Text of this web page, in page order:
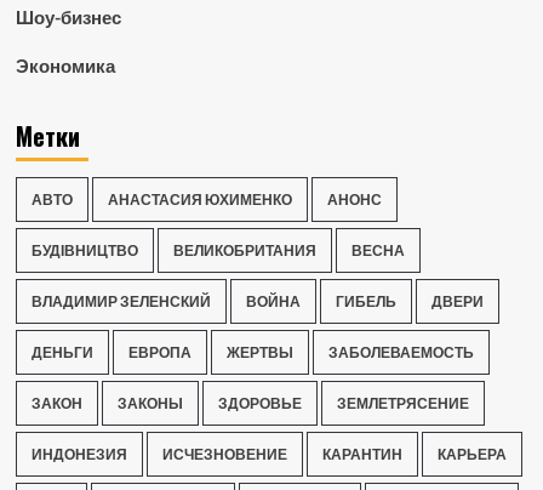
Шоу-бизнес
Экономика
Метки
АВТО АНАСТАСИЯ ЮХИМЕНКО АНОНС
БУДІВНИЦТВО ВЕЛИКОБРИТАНИЯ ВЕСНА
ВЛАДИМИР ЗЕЛЕНСКИЙ ВОЙНА ГИБЕЛЬ ДВЕРИ
ДЕНЬГИ ЕВРОПА ЖЕРТВЫ ЗАБОЛЕВАЕМОСТЬ
ЗАКОН ЗАКОНЫ ЗДОРОВЬЕ ЗЕМЛЕТРЯСЕНИЕ
ИНДОНЕЗИЯ ИСЧЕЗНОВЕНИЕ КАРАНТИН КАРЬЕРА